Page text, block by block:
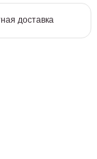
доставка